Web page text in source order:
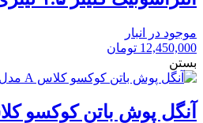
موجود در انبار
12,450,000 تومان
بستن